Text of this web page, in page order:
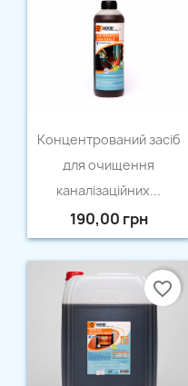
 Швидкий перегляд
Концентрований засіб
для очищення
каналізаційних...
190,00 грн
favorite_border